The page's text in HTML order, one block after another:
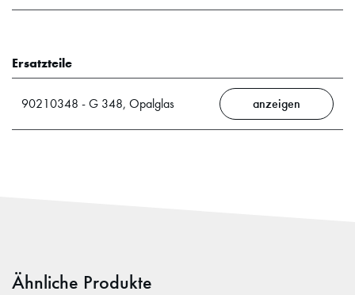
Ersatzteile
90210348 - G 348, Opalglas anzeigen
Ähnliche Produkte